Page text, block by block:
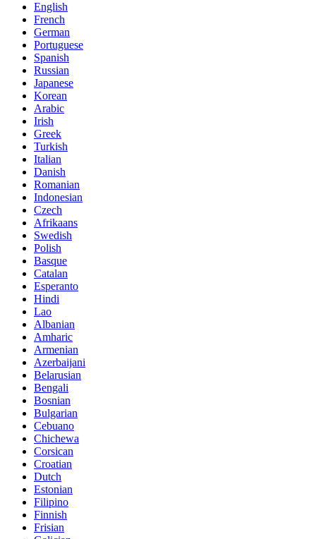
English
French
German
Portuguese
Spanish
Russian
Japanese
Korean
Arabic
Irish
Greek
Turkish
Italian
Danish
Romanian
Indonesian
Czech
Afrikaans
Swedish
Polish
Basque
Catalan
Esperanto
Hindi
Lao
Albanian
Amharic
Armenian
Azerbaijani
Belarusian
Bengali
Bosnian
Bulgarian
Cebuano
Chichewa
Corsican
Croatian
Dutch
Estonian
Filipino
Finnish
Frisian